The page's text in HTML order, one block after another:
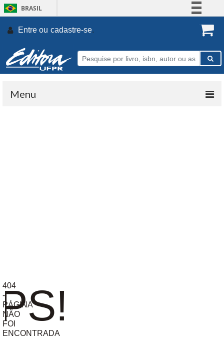
BRASIL
Participe
Entre ou cadastre-se.
Menu
404
-
PÁGINA
NÃO
FOI
ENCONTRADA